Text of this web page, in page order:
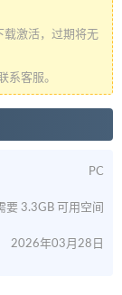
载激活，过期将无
系客服。
PC
要 3.3GB 可用空间
2026年03月28日